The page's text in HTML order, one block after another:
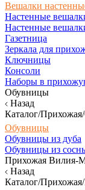
Вешалки
Настенные
Настенные
Газетница
Зеркала для
Ключницы
Консоли
Наборы в
Обувницы
Назад
Каталог/
Обувницы
Обувницы из дуба
Обувницы из
Прихожая Вилия-
Назад
Каталог/